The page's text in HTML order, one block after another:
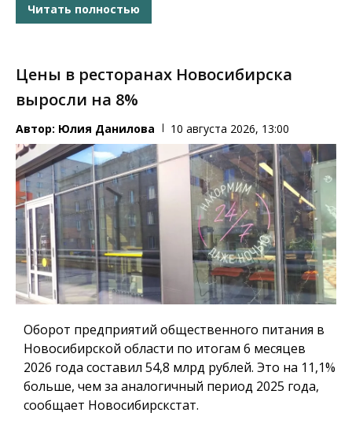
Читать полностью
Цены в ресторанах Новосибирска
выросли на 8%
Автор: Юлия Данилова 10 августа 2026, 13:00
Оборот предприятий общественного питания в
Новосибирской области по итогам 6 месяцев
2026 года составил 54,8 млрд рублей. Это на 11,1%
больше, чем за аналогичный период 2025 года,
сообщает Новосибирскстат.